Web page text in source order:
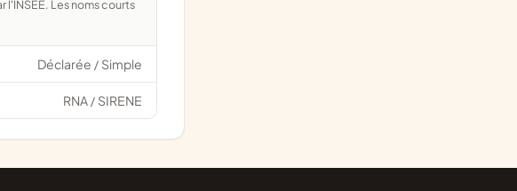
Déclarée / Simple
RNA / SIRENE